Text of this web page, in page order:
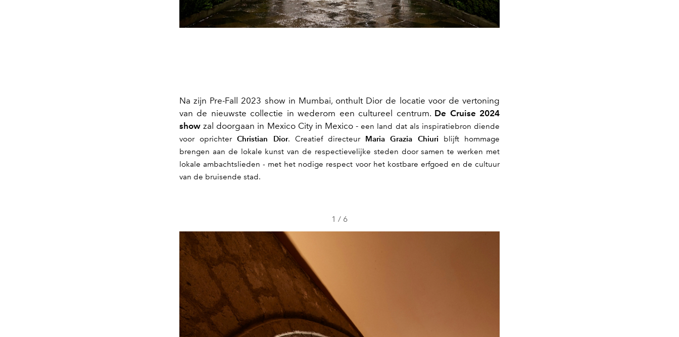
Na zijn Pre-Fall 2023 show in Mumbai, onthult Dior de locatie voor de vertoning
van de nieuwste collectie in wederom een cultureel centrum. De Cruise 2024
showzal doorgaan in Mexico City in Mexico -een land dat als inspiratiebron diende
voor oprichterChristian Dior. Creatief directeur Maria Grazia Chiuri blijft hommage
brengen aan de lokale kunst van de respectievelijke steden door samen te werken met
lokale ambachtslieden - met het nodige respect voor het kostbare erfgoed en de cultuur
van de bruisende stad.
1 / 6